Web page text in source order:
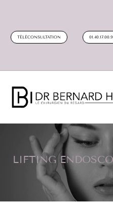
TÉLÉCONSULTATION
LIFTING